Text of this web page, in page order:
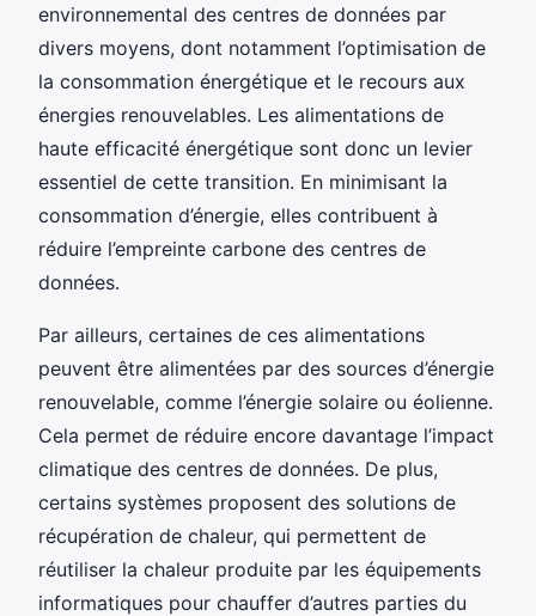
environnemental des centres de données par
divers moyens, dont notamment l’optimisation de
la consommation énergétique et le recours aux
énergies renouvelables. Les alimentations de
haute efficacité énergétique sont donc un levier
essentiel de cette transition. En minimisant la
consommation d’énergie, elles contribuent à
réduire l’empreinte carbone des centres de
données.
Par ailleurs, certaines de ces alimentations
peuvent être alimentées par des sources d’énergie
renouvelable, comme l’énergie solaire ou éolienne.
Cela permet de réduire encore davantage l’impact
climatique des centres de données. De plus,
certains systèmes proposent des solutions de
récupération de chaleur, qui permettent de
réutiliser la chaleur produite par les équipements
informatiques pour chauffer d’autres parties du